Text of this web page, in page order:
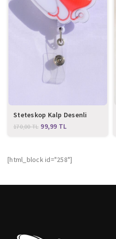
Steteskop Kalp Desenli
Yoyo Yaka Kartlığı
170,00TL 99,99 TL
[html_block id="258"]